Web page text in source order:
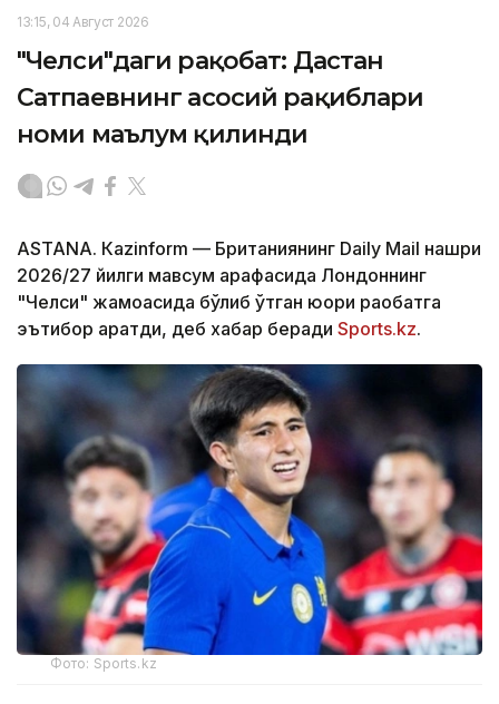
13:15, 04 Август 2026
"Челси"даги рақобат: Дастан
Сатпаевнинг асосий рақиблари
номи маълум қилинди
ASTANА. Кazinform — Британиянинг Daily Mail нашри
2026/27 йилги мавсум арафасида Лондоннинг
"Челси" жамоасида бўлиб ўтган юқори рақобатга
эътибор қаратди, деб хабар беради Sports.kz.
Фото: Sports.kz